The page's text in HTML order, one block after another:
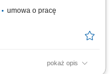
umowa o pracę
pokaż opis